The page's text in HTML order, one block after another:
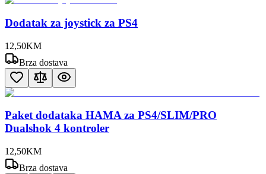
Dodatak za joystick za PS4
12,50KM
Brza dostava
Paket dodataka HAMA za PS4/SLIM/PRO
Dualshok 4 kontroler
12,50KM
Brza dostava